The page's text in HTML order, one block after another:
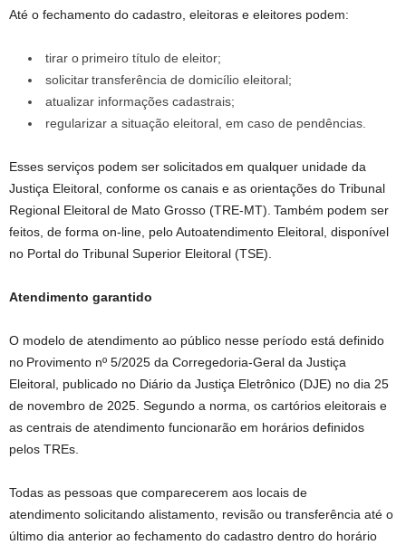
Até o fechamento do cadastro, eleitoras e eleitores podem:
tirar o primeiro título de eleitor;
solicitar transferência de domicílio eleitoral;
atualizar informações cadastrais;
regularizar a situação eleitoral, em caso de pendências.
Esses serviços podem ser solicitados em qualquer unidade da
Justiça Eleitoral, conforme os canais e as orientações do Tribunal
Regional Eleitoral de Mato Grosso (TRE-MT). Também podem ser
feitos, de forma on-line, pelo Autoatendimento Eleitoral, disponível
no Portal do Tribunal Superior Eleitoral (TSE).
Atendimento garantido
O modelo de atendimento ao público nesse período está definido
no Provimento nº 5/2025 da Corregedoria-Geral da Justiça
Eleitoral, publicado no Diário da Justiça Eletrônico (DJE) no dia 25
de novembro de 2025. Segundo a norma, os cartórios eleitorais e
as centrais de atendimento funcionarão em horários definidos
pelos TREs.
Todas as pessoas que comparecerem aos locais de
atendimento solicitando alistamento, revisão ou transferência até o
último dia anterior ao fechamento do cadastro dentro do horário